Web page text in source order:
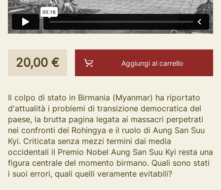
20,00 € Aggiungi al carrello
Il colpo di stato in Birmania (Myanmar) ha riportato
d'attualità i problemi di transizione democratica del
paese, la brutta pagina legata ai massacri perpetrati
nei confronti dei Rohingya e il ruolo di Aung San Suu
Kyi. Criticata senza mezzi termini dai media
occidentali il Premio Nobel Aung San Suu Kyi resta una
figura centrale del momento birmano. Quali sono stati
i suoi errori, quali quelli veramente evitabili?